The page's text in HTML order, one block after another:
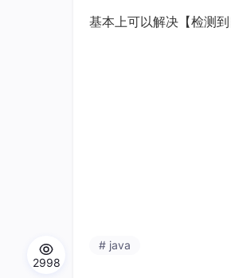
基本上可以解决【检测
# java
2998